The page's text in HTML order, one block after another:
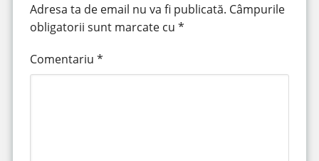
Adresa ta de email nu va fi publicată. Câmpurile
obligatorii sunt marcate cu *
Comentariu *